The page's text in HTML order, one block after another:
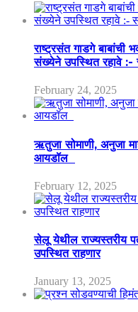
राष्ट्रसंत गाडगे बाबांची
संख्येने उपस्थित रहावे :-
February 24, 2025
ऋतुजा सोमाणी, अनुजा
आयडॉल
February 12, 2025
सेलू येथील राज्यस्तरीय
उपस्थित राहणार
January 13, 2025